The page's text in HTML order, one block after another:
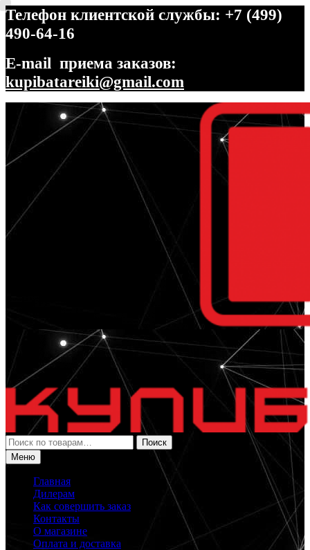
Телефон клиентской службы: +7 (499)
490-64-16
E-mail приема заказов:
kupibatareiki@gmail.com
Перейти
навигации
Перейти
содержимому
Искать:
Поиск
Меню
Главная
Дилерам
Как совершить заказ
Контакты
О магазине
Оплата и доставка